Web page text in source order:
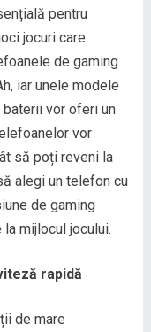
pentru
jocuri care
de gaming
iar unele modele
vor oferi un
vor
să poți reveni la
alegi un telefon cu
de gaming
mijlocul jocului.
rapidă
de mare